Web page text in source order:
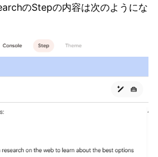
のStepの内容は次のようにな